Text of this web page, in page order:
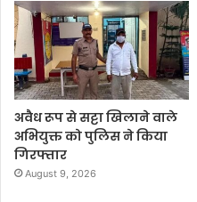
अवैध रूप से सट्टा खिलाने वाले
अभियुक्त को पुलिस ने किया
गिरफ्तार
August 9, 2026